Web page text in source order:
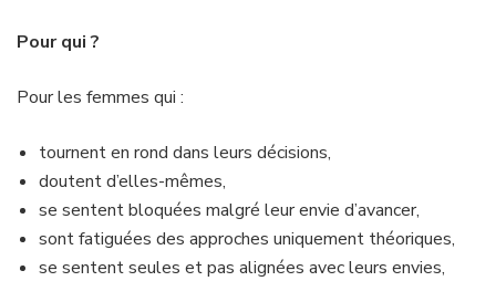
Pour qui ?
Pour les femmes qui :
tournent en rond dans leurs décisions,
doutent d’elles-mêmes,
se sentent bloquées malgré leur envie d’avancer,
sont fatiguées des approches uniquement théoriques,
se sentent seules et pas alignées avec leurs envies,